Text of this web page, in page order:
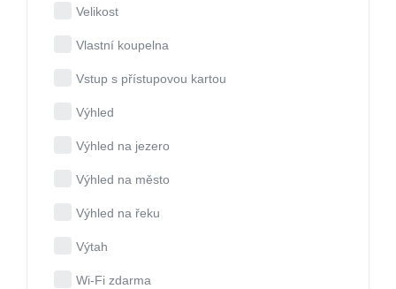
Velikost
Vlastní koupelna
Vstup s přístupovou kartou
Výhled
Výhled na jezero
Výhled na město
Výhled na řeku
Výtah
Wi-Fi zdarma